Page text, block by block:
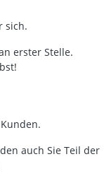
sich.
erster Stelle.
auch Sie Teil der